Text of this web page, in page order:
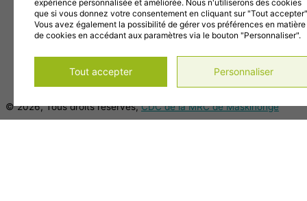
Suivez-nous sur Facebook!
Abonnez-vous à notre compte Instagram!
Abonnez-vous à notre chaîne YouTube!
Gérer mes témoins (cookies)
© 2026, Tous droits réservés,CDC de la MRC de Maskinongé
expérience personnalisée et améliorée. Nous n'utiliserons des cookies
que si vous donnez votre consentement en cliquant sur "Tout
Vous avez également la possibilité de gérer vos préférences en matière
de cookies en accédant aux paramètres via le bouton "Personnaliser".
Tout accepter Personnaliser